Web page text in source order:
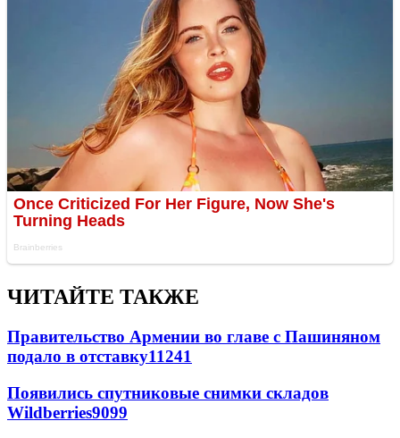
ЧИТАЙТЕ ТАКЖЕ
Правительство Армении во главе с Пашиняном
подало в отставку11241
Появились спутниковые снимки складов
Wildberries9099